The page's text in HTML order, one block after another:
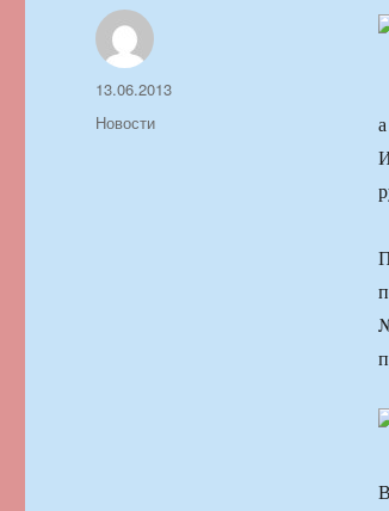
Автор
Опубликовано
13.06.2013
Рубрики
Новости